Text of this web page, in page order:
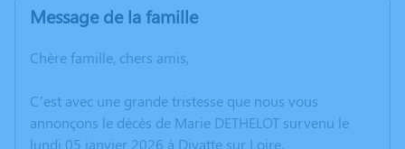
Message de la famille
Chère famille, chers amis,
C’est avec une grande tristesse que nous vous
annonçons le décès de Marie DETHELOT survenu le
lundi 05 janvier 2026 à Divatte sur Loire.